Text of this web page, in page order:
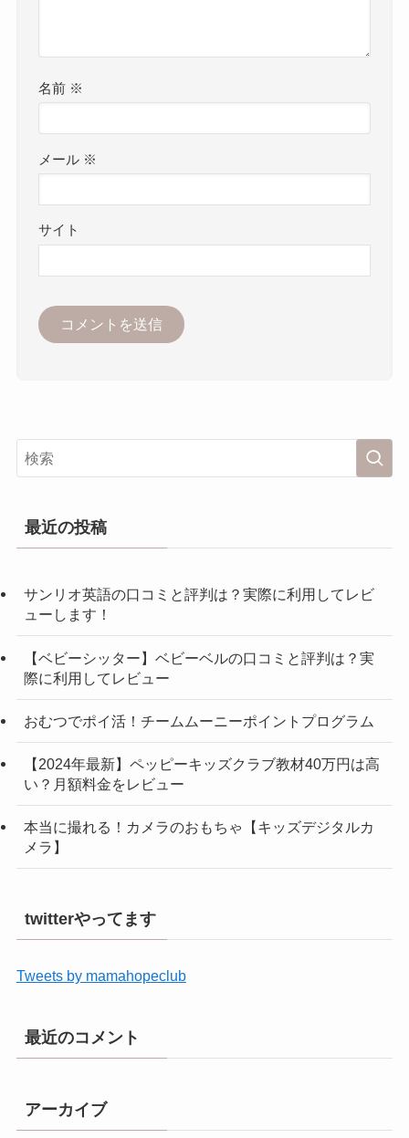
名前 ※
メール ※
サイト
最近の投稿
サンリオ英語の口コミと評判は？実際に利用してレビ
ューします！
【ベビーシッター】ベビーベルの口コミと評判は？実
際に利用してレビュー
おむつでポイ活！チームムーニーポイントプログラム
【2024年最新】ペッピーキッズクラブ教材40万円は高
い？月額料金をレビュー
本当に撮れる！カメラのおもちゃ【キッズデジタルカ
メラ】
twitterやってます
Tweets by mamahopeclub
最近のコメント
アーカイブ